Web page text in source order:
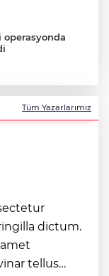
operasyonda
kitapların
gönül köprüsü
5 dakikaya
Tüm Yazarlarımız
dictum.
tellus